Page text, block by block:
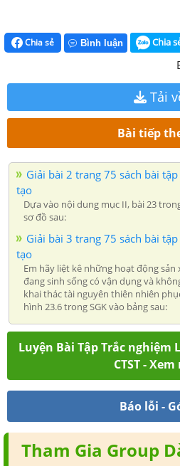
Chia sẻ Bình luận Chia
Tải
Bài tiếp
Giải bài 2 trang 75 sách bài
tạo
Dựa vào nội dung mục II, bài 23
sơ đồ sau:
Giải bài 3 trang 75 sách bài
tạo
Em hãy liệt kê những hoạt động
đang sinh sống có vận dụng và
khai thác tài nguyên thiên nhiên
hình 23.6 trong SGK vào bảng sau:
Luyện Bài Tập Trắc nghiệm
CTST -
Báo lỗi -
Tham Gia Group